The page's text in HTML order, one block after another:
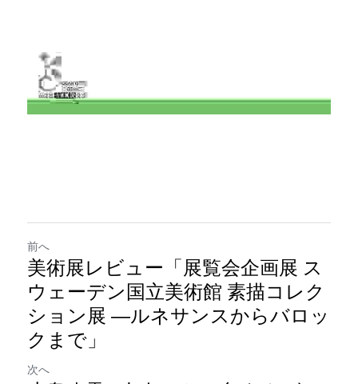
前へ
美術展レビュー「展覧会企画展 ス
ウェーデン国立美術館 素描コレク
ション展 ―ルネサンスからバロッ
クまで」
次へ